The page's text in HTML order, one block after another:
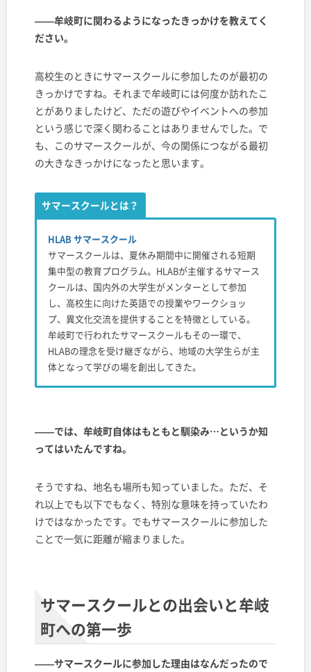
——牟岐町に関わるようになったきっかけを教えてく
ださい。
高校生のときにサマースクールに参加したのが最初の
きっかけですね。それまで牟岐町には何度か訪れたこ
とがありましたけど、ただの遊びやイベントへの参加
という感じで深く関わることはありませんでした。で
も、このサマースクールが、今の関係につながる最初
の大きなきっかけになったと思います。
サマースクールとは？
HLAB サマースクール
サマースクールは、夏休み期間中に開催される短期
集中型の教育プログラム。HLABが主催するサマース
クールは、国内外の大学生がメンターとして参加
し、高校生に向けた英語での授業やワークショッ
プ、異文化交流を提供することを特徴としている。
牟岐町で行われたサマースクールもその一環で、
HLABの理念を受け継ぎながら、地域の大学生らが主
体となって学びの場を創出してきた。
——では、牟岐町自体はもともと馴染み…というか知
ってはいたんですね。
そうですね、地名も場所も知っていました。ただ、そ
れ以上でも以下でもなく、特別な意味を持っていたわ
けではなかったです。でもサマースクールに参加した
ことで一気に距離が縮まりました。
サマースクールとの出会いと牟岐
町への第一歩
——サマースクールに参加した理由はなんだったので